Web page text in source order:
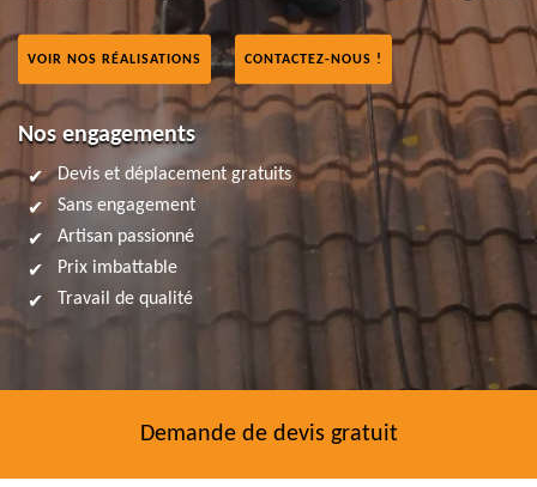
VOIR NOS RÉALISATIONS CONTACTEZ-NOUS !
Nos engagements
Devis et déplacement gratuits
Sans engagement
Artisan passionné
Prix imbattable
Travail de qualité
Demande de devis gratuit